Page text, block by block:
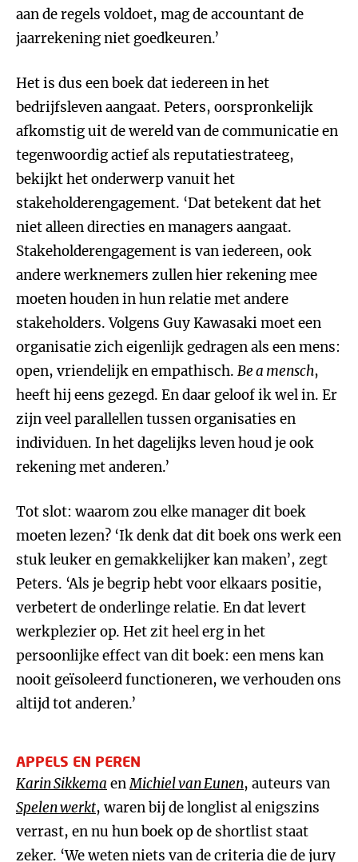
aan de regels voldoet, mag de accountant de
jaarrekening niet goedkeuren.’
Het is dus een boek dat iedereen in het
bedrijfsleven aangaat. Peters, oorspronkelijk
afkomstig uit de wereld van de communicatie en
tegenwoordig actief als reputatiestrateeg,
bekijkt het onderwerp vanuit het
stakeholderengagement. ‘Dat betekent dat het
niet alleen directies en managers aangaat.
Stakeholderengagement is van iedereen, ook
andere werknemers zullen hier rekening mee
moeten houden in hun relatie met andere
stakeholders. Volgens Guy Kawasaki moet een
organisatie zich eigenlijk gedragen als een mens:
open, vriendelijk en empathisch. Be a mensch,
heeft hij eens gezegd. En daar geloof ik wel in. Er
zijn veel parallellen tussen organisaties en
individuen. In het dagelijks leven houd je ook
rekening met anderen.’
Tot slot: waarom zou elke manager dit boek
moeten lezen? ‘Ik denk dat dit boek ons werk een
stuk leuker en gemakkelijker kan maken’, zegt
Peters. ‘Als je begrip hebt voor elkaars positie,
verbetert de onderlinge relatie. En dat levert
werkplezier op. Het zit heel erg in het
persoonlijke effect van dit boek: een mens kan
nooit geïsoleerd functioneren, we verhouden ons
altijd tot anderen.’
APPELS EN PEREN
Karin Sikkema enMichiel van Eunen, auteurs van
Spelen werkt, waren bij de longlist al enigszins
verrast, en nu hun boek op de shortlist staat
zeker. ‘We weten niets van de criteria die de jury